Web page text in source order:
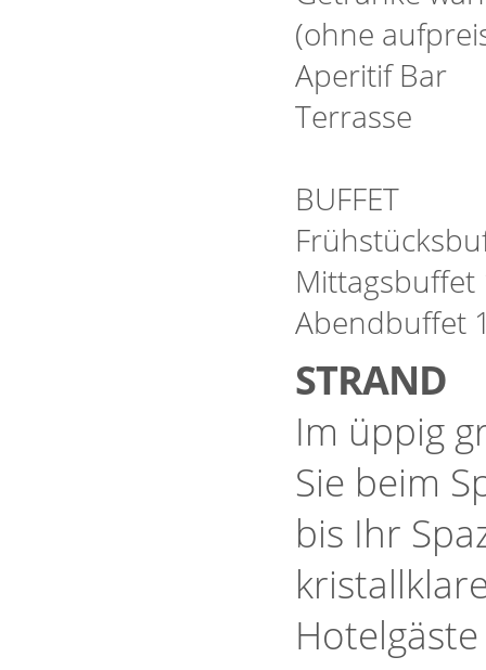
(ohne
Aperitif Bar
Terrasse
BUFFET
Mittagsbuffet
Abendbuffet
STRAND
Im üppig
Sie beim
bis Ihr